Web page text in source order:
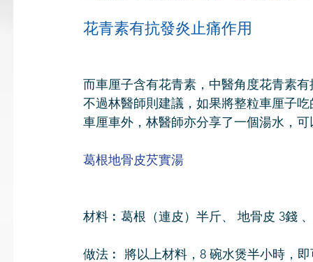
花青素有抗發炎止痛作用
而車厘子含有花青素，中醫角度花青素
不過林醫師則建議，如果將整粒車厘子
車厘車外，林醫師亦分享了一個湯水，
葛根地骨皮芡實湯
材料︰葛根（連皮）半斤、 地骨皮 3錢
做法︰ 將以上材料，8 碗水煲半小時，